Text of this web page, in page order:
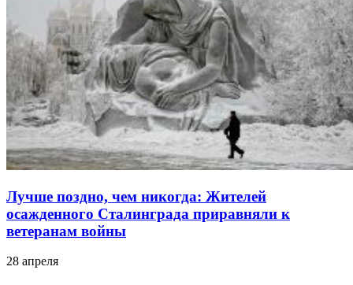
Лучше поздно, чем никогда: Жителей
осажденного Сталинграда приравняли к
ветеранам войны
28 апреля